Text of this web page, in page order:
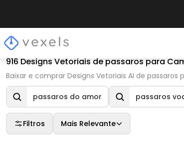
916 Designs Vetoriais de passaros para
Baixar e comprar Designs Vetoriais AI de
passaros do amor passaros
Filtros Mais Relevante